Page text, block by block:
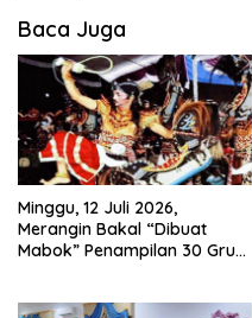
Baca Juga
Minggu, 12 Juli 2026,
Merangin Bakal “Dibuat
Mabok” Penampilan 30 Grup